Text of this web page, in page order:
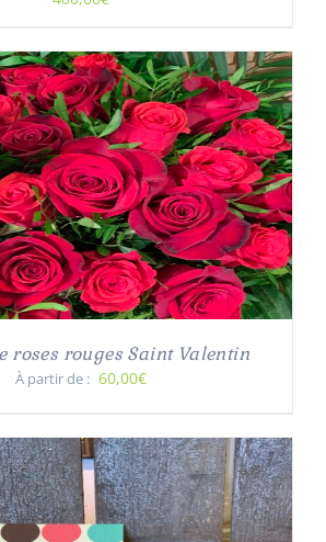
roses rouges Saint Valentin
À partir de : 60,00€